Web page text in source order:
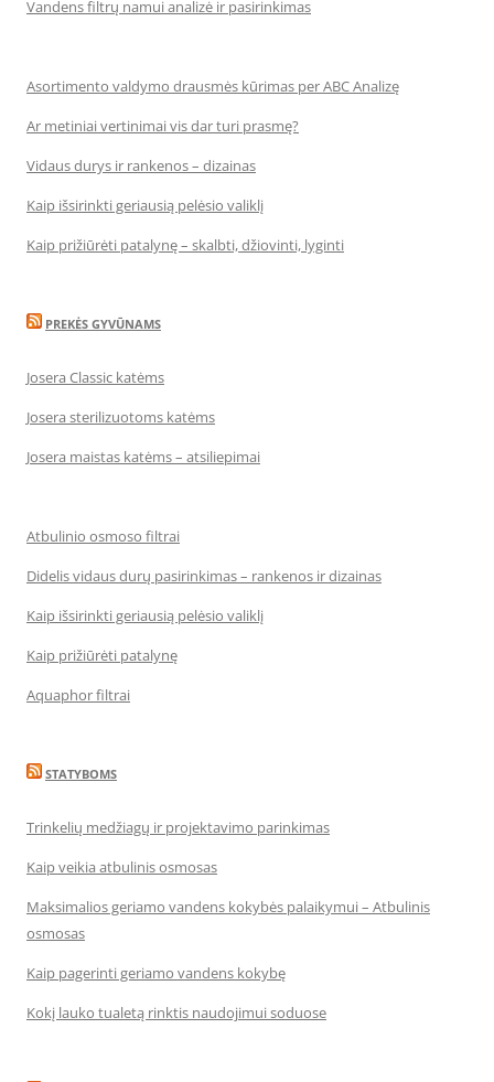
Vandens filtrų namui analizė ir pasirinkimas
Asortimento valdymo drausmės kūrimas per ABC Analizę
Ar metiniai vertinimai vis dar turi prasmę?
Vidaus durys ir rankenos – dizainas
Kaip išsirinkti geriausią pelėsio valiklį
Kaip prižiūrėti patalynę – skalbti, džiovinti, lyginti
PREKĖS GYVŪNAMS
Josera Classic katėms
Josera sterilizuotoms katėms
Josera maistas katėms – atsiliepimai
Atbulinio osmoso filtrai
Didelis vidaus durų pasirinkimas – rankenos ir dizainas
Kaip išsirinkti geriausią pelėsio valiklį
Kaip prižiūrėti patalynę
Aquaphor filtrai
STATYBOMS
Trinkelių medžiagų ir projektavimo parinkimas
Kaip veikia atbulinis osmosas
Maksimalios geriamo vandens kokybės palaikymui – Atbulinis
osmosas
Kaip pagerinti geriamo vandens kokybę
Kokį lauko tualetą rinktis naudojimui soduose